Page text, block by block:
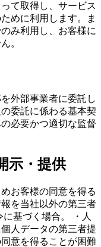
て取得し、サービス
めに利用します。ま
み利用し、お客様に
。
外部事業者に委託し
委託に係わる基本契
必要かつ適切な監督
示・提供
お客様の同意を得る
を当社以外の第三者
基づく場合。 ・人
人データの第三者提
意を得ることが困難